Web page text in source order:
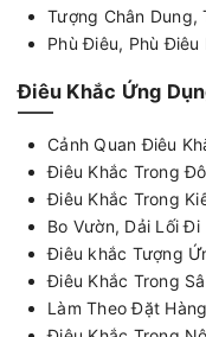
Tượng Chân Dung,
Phù Điêu, Phù Điêu
Điêu Khắc Ứng
Cảnh Quan Điêu
Điêu Khắc Trong
Điêu Khắc Trong
Bo Vườn, Dải Lối Đi
Điêu khắc Tượng
Điêu Khắc Trong
Làm Theo Đặt Hàng